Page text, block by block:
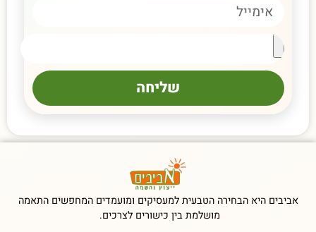
שליחה
אביבים היא הבחירה הטבעית למעסיקים ומועמדים המחפשים התאמה
מושלמת בין כישורים לצרכים.